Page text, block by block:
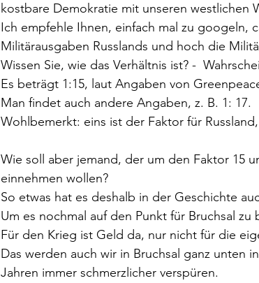
kostbare Demokratie mit unseren westlichen
Ich empfehle Ihnen, einfach mal zu googeln,
Militärausgaben Russlands und hoch die
Wissen Sie, wie das Verhältnis ist? -
Es beträgt 1:15, laut Angaben von
Man findet auch andere Angaben, z. B. 1: 17.
Wohlbemerkt: eins ist der Faktor für
Wie soll aber jemand, der um den Faktor 15
einnehmen wollen?
So etwas hat es deshalb in der Geschichte
Um es nochmal auf den Punkt für Bruchsal zu
Für den Krieg ist Geld da, nur nicht für die
Das werden auch wir in Bruchsal ganz unten
Jahren immer schmerzlicher verspüren.